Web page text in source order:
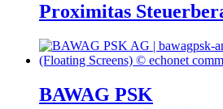
Proximitas
BAWAG PSK